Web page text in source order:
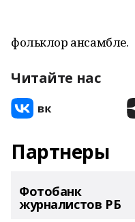
фольклор ансамбле.
Читайте нас
Партнеры
Фотобанк
журналистов РБ